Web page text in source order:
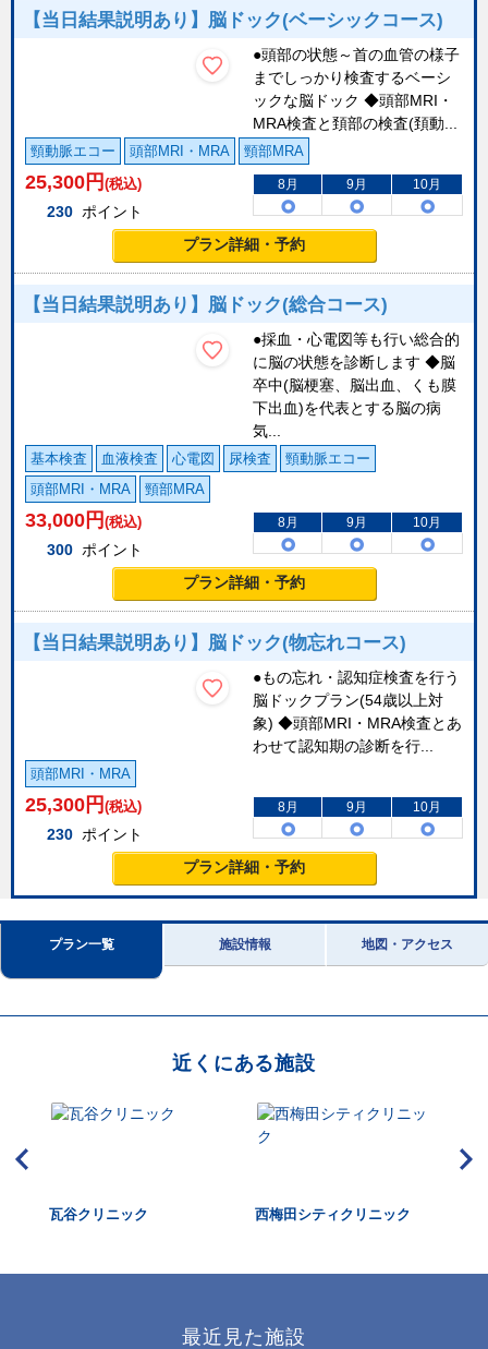
【当日結果説明あり】脳ドック(ベーシックコース)
●頭部の状態～首の血管の様子
までしっかり検査するベーシ
ックな脳ドック ◆頭部MRI・
MRA検査と頚部の検査(頚動...
頸動脈エコー 頭部MRI・MRA 頸部MRA
25,300 円 (税込)
230 ポイント
8月 9月 10月
プラン詳細・予約
【当日結果説明あり】脳ドック(総合コース)
●採血・心電図等も行い総合的
に脳の状態を診断します ◆脳
卒中(脳梗塞、脳出血、くも膜
下出血)を代表とする脳の病
気...
基本検査 血液検査 心電図 尿検査
頸動脈エコー
頭部MRI・MRA
頸部MRA
33,000 円 (税込)
300 ポイント
8月 9月 10月
プラン詳細・予約
【当日結果説明あり】脳ドック(物忘れコース)
●もの忘れ・認知症検査を行う
脳ドックプラン(54歳以上対
象) ◆頭部MRI・MRA検査とあ
わせて認知期の診断を行...
頭部MRI・MRA
25,300 円 (税込)
230 ポイント
8月 9月 10月
プラン詳細・予約
プラン一覧 施設情報 地図・アクセス
近くにある施設
瓦谷クリニック 西梅田シティクリニック
最近見た施設